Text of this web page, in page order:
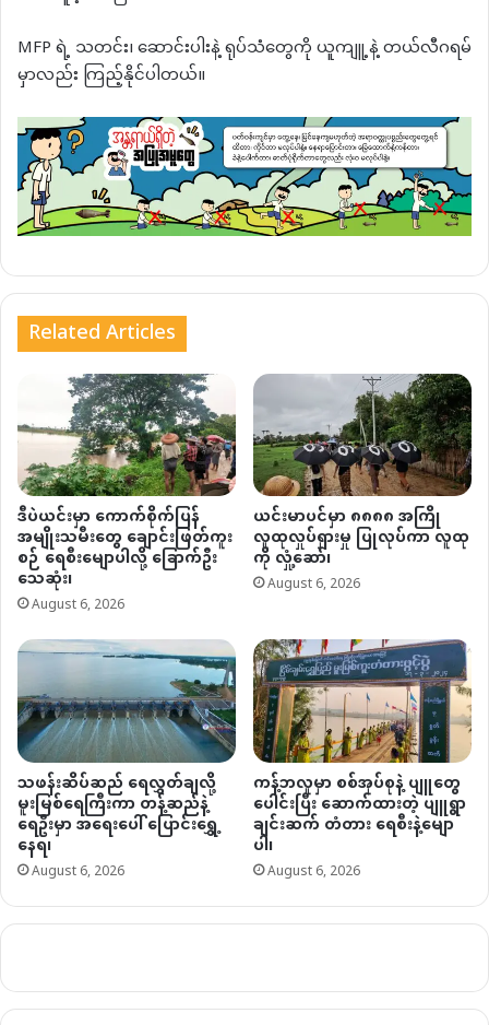
MFP ရဲ့ သတင်း၊ ဆောင်းပါးနဲ့ ရုပ်သံတွေကို ယူကျူ့နဲ့ တယ်လီဂရမ်
မှာလည်း ကြည့်နိုင်ပါတယ်။
Related Articles
ဒီပဲယင်းမှာ ကောက်စိုက်ပြန်
အမျိုးသမီးတွေ ချောင်းဖြတ်ကူး
စဉ် ရေစီးမျောပါလို့ ခြောက်ဦး
သေဆုံး၊
August 6, 2026
ယင်းမာပင်မှာ ၈၈၈၈ အကြို
လူထုလှုပ်ရှားမှု ပြုလုပ်ကာ လူထု
ကို လှုံ့ဆော်၊
August 6, 2026
သဖန်းဆိပ်ဆည် ရေလွှတ်ချလို့
မူးမြစ်ရေကြီးကာ တန့်ဆည်နဲ့
ရေဦးမှာ အရေးပေါ် ပြောင်းရွှေ့
နေရ၊
August 6, 2026
ကန့်ဘလူမှာ စစ်အုပ်စုနဲ့ ပျူတွေ
ပေါင်းပြီး ဆောက်ထားတဲ့ ပျူရွာ
ချင်းဆက် တံတား ရေစီးနဲ့မျော
ပါ၊
August 6, 2026